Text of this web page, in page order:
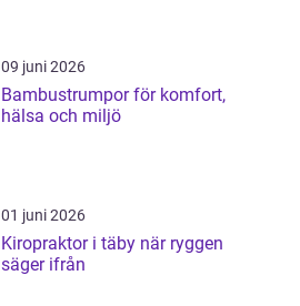
09 juni 2026
Bambustrumpor för komfort,
hälsa och miljö
01 juni 2026
Kiropraktor i täby när ryggen
säger ifrån